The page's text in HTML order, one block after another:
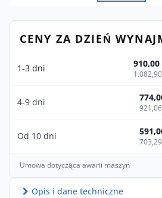
CENY ZA DZIEŃ
1-3 dni
4-9 dni
Od 10 dni
Umowa dotycząca awarii maszyn
Opis i dane techniczne